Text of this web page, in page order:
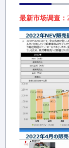
最新市场调查：